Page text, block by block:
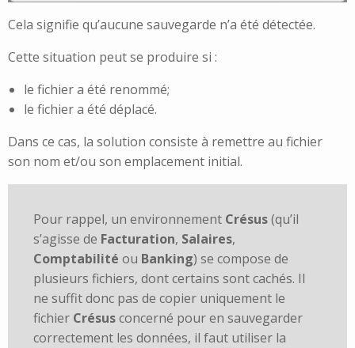
Cela signifie qu’aucune sauvegarde n’a été détectée.
Cette situation peut se produire si :
le fichier a été renommé;
le fichier a été déplacé.
Dans ce cas, la solution consiste à remettre au fichier
son nom et/ou son emplacement initial.
Pour rappel, un environnement Crésus(qu’il
s’agisse de Facturation, Salaires,
Comptabilité ou Banking) se compose de
plusieurs fichiers, dont certains sont cachés. Il
ne suffit donc pas de copier uniquement le
fichier Crésusconcerné pour en sauvegarder
correctement les données, il faut utiliser la